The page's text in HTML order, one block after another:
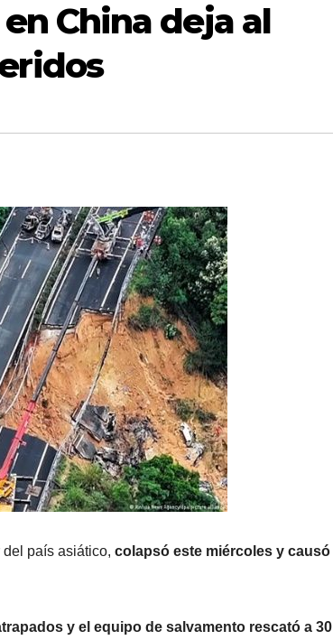
China deja al
país asiático, colapsó este miércoles y causó
y el equipo de salvamento rescató a 30